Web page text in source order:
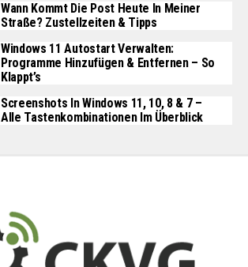
Wann Kommt Die Post Heute In Meiner
Straße? Zustellzeiten & Tipps
Windows 11 Autostart Verwalten:
Programme Hinzufügen & Entfernen – So
Klappt’s
Screenshots In Windows 11, 10, 8 & 7 –
Alle Tastenkombinationen Im Überblick